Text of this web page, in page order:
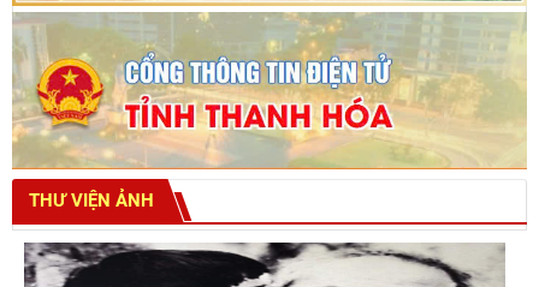
THƯ VIỆN ẢNH